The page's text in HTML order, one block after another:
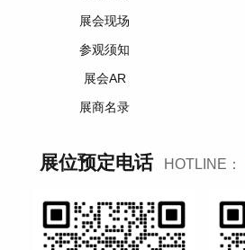
展会现场
参观须知
展会AR
展商名录
展位预定电话 HOTLINE：